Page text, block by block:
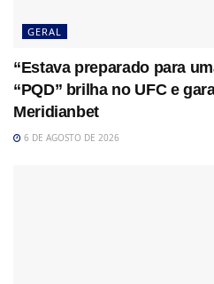
GERAL
“Estava preparado para
“PQD” brilha no UFC e
Meridianbet
6 DE AGOSTO DE 2026